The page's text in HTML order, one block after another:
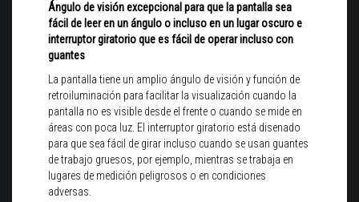
Ángulo de visión excepcional para que la pantalla sea
fácil de leer en un ángulo o incluso en un lugar oscuro e
interruptor giratorio que es fácil de operar incluso con
guantes
La pantalla tiene un amplio ángulo de visión y función de
retroiluminación para facilitar la visualización cuando la
pantalla no es visible desde el frente o cuando se mide en
áreas con poca luz. El interruptor giratorio está disenado
para que sea fácil de girar incluso cuando se usan guantes
de trabajo gruesos, por ejemplo, mientras se trabaja en
lugares de medición peligrosos o en condiciones
adversas.